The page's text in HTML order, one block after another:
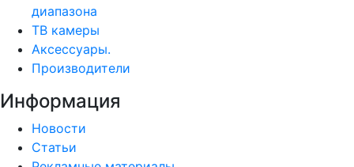
диапазона
ТВ камеры
Аксессуары.
Производители
Информация
Новости
Статьи